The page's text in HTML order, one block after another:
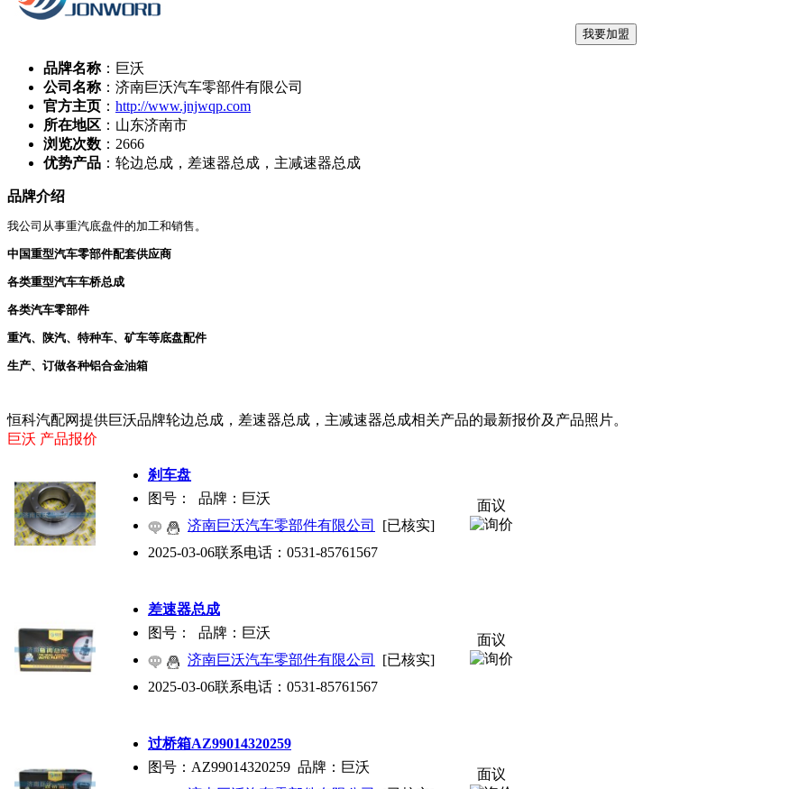
品牌名称：巨沃
公司名称：济南巨沃汽车零部件有限公司
官方主页 ： http://www.jnjwqp.com
所在地区 ：山东济南市
浏览次数 ： 2666
优势产品 ：轮边总成，差速器总成，主减速器总成
品牌介绍
我公司从事重汽底盘件的加工和销售。
中国重型汽车零部件配套供应商
各类重型汽车车桥总成
各类汽车零部件
重汽、陕汽、特种车、矿车等底盘配件
生产、订做各种铝合金油箱
恒科汽配网提供巨沃品牌轮边总成，差速器总成，主减速器总成相关产品的最新报价及产品照片。
巨沃 产品报价
刹车盘
图号： 品牌：巨沃
济南巨沃汽车零部件有限公司
[已核实]
2025-03-06联系电话： 0531-85761567
面议
差速器总成
图号： 品牌：巨沃
济南巨沃汽车零部件有限公司
[已核实]
2025-03-06联系电话： 0531-85761567
面议
过桥箱AZ99014320259
图号：AZ99014320259 品牌：巨沃
面议